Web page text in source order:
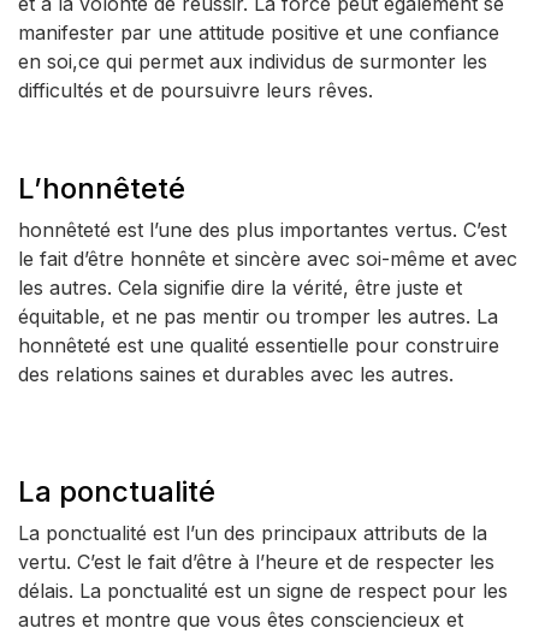
manifester par une attitude positive et une confiance
en soi,ce qui permet aux individus de surmonter les
difficultés et de poursuivre leurs rêves.
L’honnêteté
honnêteté est l’une des plus importantes vertus. C’est
le fait d’être honnête et sincère avec soi-même et avec
les autres. Cela signifie dire la vérité, être juste et
équitable, et ne pas mentir ou tromper les autres. La
honnêteté est une qualité essentielle pour construire
des relations saines et durables avec les autres.
La ponctualité
La ponctualité est l’un des principaux attributs de la
vertu. C’est le fait d’être à l’heure et de respecter les
délais. La ponctualité est un signe de respect pour les
autres et montre que vous êtes consciencieux et